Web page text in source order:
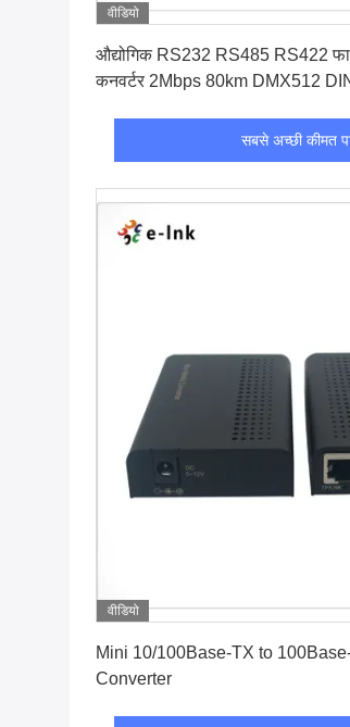
वीडियो
औद्योगिक RS232 RS485 RS422
कनवर्टर 2Mbps 80km DMX512
सबसे अच्छी कीमत
वीडियो
Mini 10/100Base-TX to
Converter